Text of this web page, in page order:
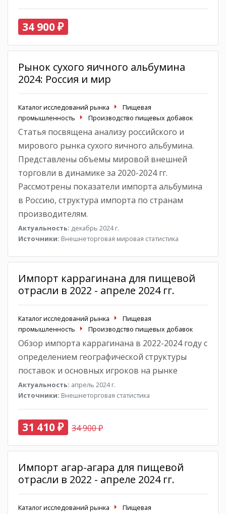
34 900 ₽
Рынок сухого яичного альбумина
2024: Россия и мир
Каталог исследований рынка
Пищевая
промышленность
Производство пищевых добавок
Статья посвящена анализу российского и
мирового рынка сухого яичного альбумина.
Представлены объемы мировой внешней
торговли в динамике за 2020-2024 гг.
Рассмотрены показатели импорта альбумина
в Россию, структура импорта по странам
производителям.
Актуальность: декабрь 2024 г.
Источники: Внешнеторговая мировая статистика
Импорт каррагинана для пищевой
отрасли в 2022 - апреле 2024 гг.
Каталог исследований рынка
Пищевая
промышленность
Производство пищевых добавок
Обзор импорта каррагинана в 2022-2024 году с
определением географической структуры
поставок и основных игроков на рынке
Актуальность: апрель 2024 г.
Источники: Внешнеторговая статистика
31 410 ₽ 34 900 ₽
Импорт агар-агара для пищевой
отрасли в 2022 - апреле 2024 гг.
Каталог исследований рынка
Пищевая